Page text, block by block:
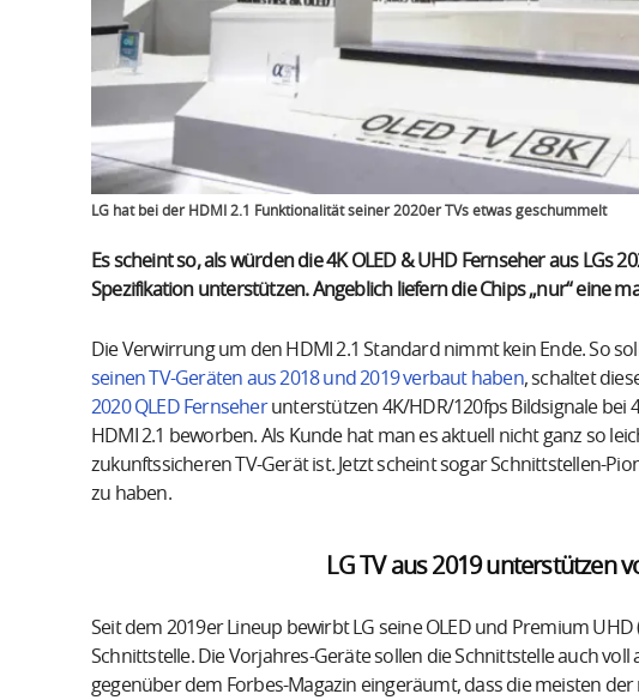
LG hat bei der HDMI 2.1 Funktionalität seiner 2020er TVs etwas geschummelt
Es scheint so, als würden die 4K OLED & UHD Fernseher aus LGs
Spezifikation unterstützen. Angeblich liefern die Chips „nur“ eine
Die Verwirrung um den HDMI 2.1 Standard nimmt kein Ende. So
seinen TV-Geräten aus 2018 und 2019 verbaut haben, schaltet
2020 QLED Fernseherunterstützen 4K/HDR/120fps Bildsignale bei
HDMI 2.1 beworben. Als Kunde hat man es aktuell nicht ganz so
zukunftssicheren TV-Gerät ist. Jetzt scheint sogar Schnittstellen-
zu haben.
LG TV aus 2019 unterstützen
Seit dem 2019er Lineup bewirbt LG seine OLED und Premium UHD
Schnittstelle. Die Vorjahres-Geräte sollen die Schnittstelle auch voll
gegenüber dem Forbes-Magazin eingeräumt, dass die meisten der